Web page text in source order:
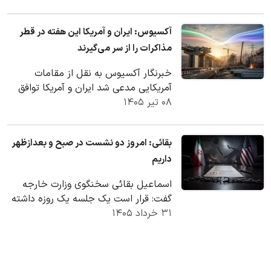
آکسیوس: ایران و آمریکا این هفته در قطر
مذاکرات را از سر می‌گیرند
خبرنگار آکسیوس به نقل از مقامات
آمریکایی مدعی شد ایران و آمریکا توافق
کرده‌اند حملات نظامی را متوقف کرده و
۰۸ تیر ۱۴۰۵
بقائی: امروز دو نشست در صبح و بعدازظهر
داریم
اسماعیل بقائی سخنگوی وزارت خارجه
گفت: قرار است یک جلسه یک روزه داشته
باشیم. صبح دیدارهای دوجانبه با
۳۱ خرداد ۱۴۰۵